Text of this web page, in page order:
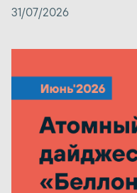
31/07/2026